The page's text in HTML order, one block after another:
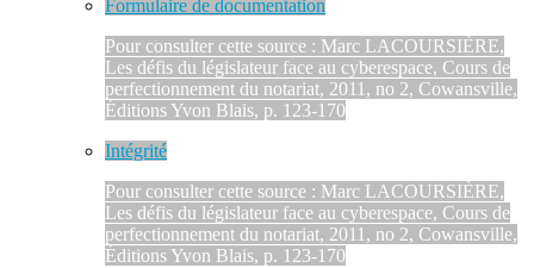
Formulaire de documentation
Pour consulter cette source : Marc LACOURSIÈRE,
Les défis du législateur face au cyberespace, Cours de
perfectionnement du notariat, 2011, no 2, Cowansville,
Éditions Yvon Blais, p. 123-170
Intégrité
Pour consulter cette source : Marc LACOURSIÈRE,
Les défis du législateur face au cyberespace, Cours de
perfectionnement du notariat, 2011, no 2, Cowansville,
Éditions Yvon Blais, p. 123-170